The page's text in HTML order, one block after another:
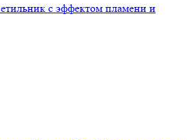
с эффектом пламени и